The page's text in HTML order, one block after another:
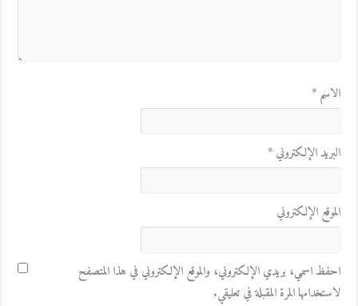
الاسم*
البريد الإلكتروني*
الموقع الإلكتروني
احفظ اسمي، بريدي الإلكتروني، والموقع الإلكتروني في هذا المتصفح
لاستخدامها المرة المقبلة في تعليقي.